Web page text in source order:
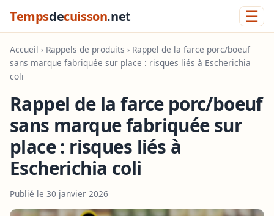
Tempsdecuisson.net ☰
Accueil › Rappels de produits › Rappel de la farce porc/boeuf
sans marque fabriquée sur place : risques liés à Escherichia
coli
Rappel de la farce porc/boeuf
sans marque fabriquée sur
place : risques liés à
Escherichia coli
Publié le 30 janvier 2026